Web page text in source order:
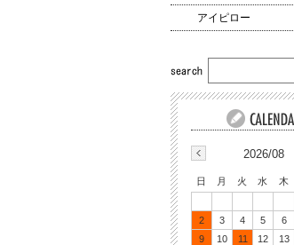
アイピロー
2026/08
日 月 火 水 木
2
3 4 5 6
9
10 11 12 13